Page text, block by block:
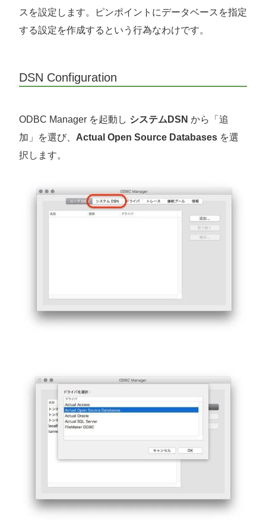
スを設定します。ピンポイントにデータベースを指定
する設定を作成するという行為なわけです。
DSN Configuration
ODBC Manager を起動し システムDSN から「追
加」を選び、 Actual Open Source Databases を選
択します。